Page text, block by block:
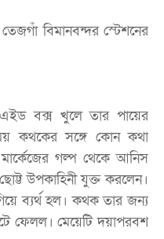
বিমানবন্দর স্টেশনের
এইড বক্স খুলে তার পায়ের
কথকের সঙ্গে কোন কথা
গল্প থেকে আনিস
উপকাহিনী যুক্ত করলেন।
ব্যর্থ হল। কথক তার জন্য
ফেলল। মেয়েটি দয়াপরবশ